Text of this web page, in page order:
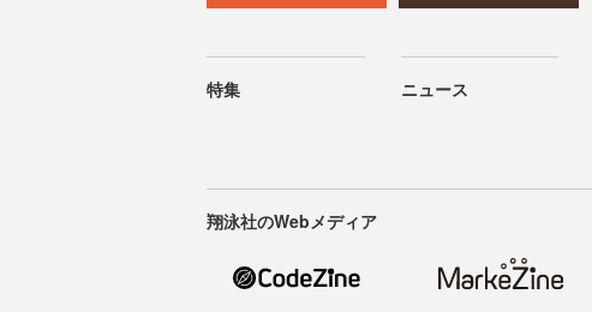
特集 ニュース
翔泳社のWebメディア